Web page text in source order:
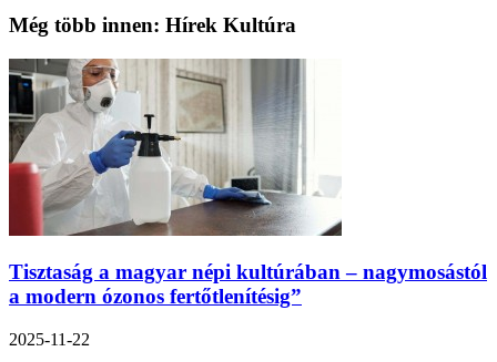
Még több innen: Hírek Kultúra
Tisztaság a magyar népi kultúrában – nagymosástól
a modern ózonos fertőtlenítésig”
2025-11-22